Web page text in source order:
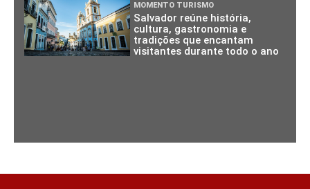
MOMENTO TURISMO
Salvador reúne história,
cultura, gastronomia e
tradições que encantam
visitantes durante todo o ano